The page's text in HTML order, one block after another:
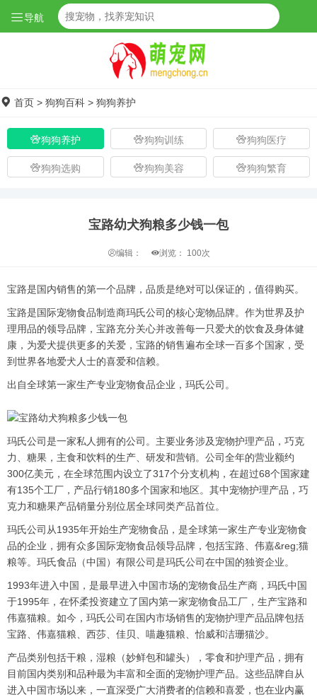
导航
首页 > 狗狗百科 > 狗狗养护
狗狗养护 狗狗训练 狗狗医疗
狗狗选购 狗狗美容 狗狗繁育
宝路幼犬狗粮多少钱一包
编辑： 浏览： 100次
宝路是国内销售的第一个品牌，品质是绝对可以保证的，值得购买。
宝路是国际宠物食品制造商玛氏公司的核心宠物品牌。作为世界及护
理用品的领导品牌，宝路充分关心并改善每一只爱犬的饮食及身体健
康，为爱犬提供更多的关爱，宝路的销售遍布全球一百多个国家，受
到世界各地爱犬人士的喜爱和信赖。
出自全球第一家生产专业宠物食品企业，玛氏公司。
玛氏公司是一家私人拥有的公司。主要业务涉及宠物护理产品，巧克
力、糖果，主食和饮料的生产、研发和营销。公司全年的营业额约
300亿美元，在全球范围内设立了317个分支机构，在超过68个国家建
有135个工厂，产品行销180多个国家和地区。其中宠物护理产品，巧
克力和糖果产品销量分别位居全球同类产品首位。
玛氏公司从1935年开始生产宠物食品，是全球第一家生产专业宠物食
品的企业，拥有众多国际宠物食品领导品牌，包括宝路、伟嘉&reg;猫
粮等。玛氏食品（中国）有限公司是玛氏公司在中国的独资企业。
1993年进入中国，是最早进入中国市场的宠物食品生产商，玛氏中国
于1995年，在怀柔投资建立了国内第一家宠物食品工厂，生产宝路和
伟嘉猫粮。如今，玛氏公司在国内市场销售的宠物护理产品品牌包括
宝路、伟嘉猫粮、西莎、佳贝、喵趣猫粮、怡威和洁珊猫沙。
产品类别包括干粮，湿粮（妙鲜包和罐头），零食和护理产品，拥有
目前国内类别和品种最为丰富和全面的宠物护理产品。这些品牌自从
进入中国市场以来，一直深受广大消费者的信赖和喜爱，也在业内赢